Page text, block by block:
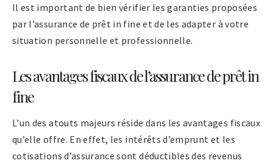
Il est important de bien vérifier les garanties proposées
par l’assurance de prêt in fine et de les adapter à votre
situation personnelle et professionnelle.
Les avantages fiscaux de l’assurance de prêt in
fine
L’un des atouts majeurs réside dans les avantages fiscaux
qu’elle offre. En effet, les intérêts d’emprunt et les
cotisations d’assurance sont déductibles des revenus